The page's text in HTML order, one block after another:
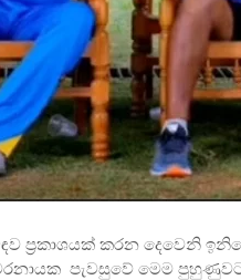
ප්‍රකාශයක් කරන දෙවෙනි
පැවසුවේ මෙම